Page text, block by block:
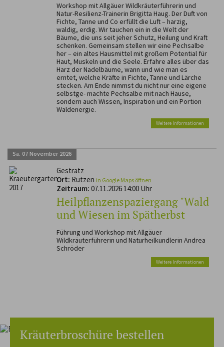
Workshop mit Allgäuer Wildkräuterführerin und
Natur-Resilienz-Trainerin Brigitta Haug. Der Duft von
Fichte, Tanne und Co erfüllt die Luft – harzig,
waldig, erdig. Wir tauchen ein in die Welt der
Bäume, die uns seit jeher Schutz, Heilung und Kraft
schenken. Gemeinsam stellen wir eine Pechsalbe
her – ein altes Hausmittel mit großem Potential für
Haut, Muskeln und die Seele. Erfahre alles über das
Harz der Nadelbäume, wann und wie man es
erntet, welche Kräfte in Fichte, Tanne und Lärche
stecken. Am Ende nimmst du nicht nur eine eigene
selbstge- machte Pechsalbe mit nach Hause,
sondern auch Wissen, Inspiration und ein Portion
Waldenergie.
Weitere Informationen
Sa. 07 November 2026
Gestratz
Ort: Rutzen in Google Maps öffnen
Zeitraum: 07.11.2026 14:00 Uhr
Heilpflanzenspaziergang "Wald
und Wiesen im Spätherbst
Führung und Workshop mit Allgäuer
Wildkräuterführerin und Naturheilkundlerin Andrea
Schröder
Weitere Informationen
Kräuterbroschüre bestellen